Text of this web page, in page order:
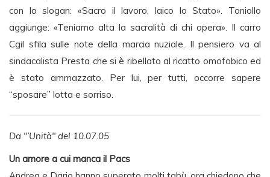
con lo slogan: «Sacro il lavoro, laico lo Stato». Toniollo
aggiunge: «Teniamo alta la sacralità di chi opera». Il carro
Cgil sfila sulle note della marcia nuziale. Il pensiero va al
sindacalista Presta che si è ribellato al ricatto omofobico ed
è stato ammazzato. Per lui, per tutti, occorre sapere
“sposare” lotta e sorriso.
Da "’Unità" del 10.07.05
Un amore a cui manca il Pacs